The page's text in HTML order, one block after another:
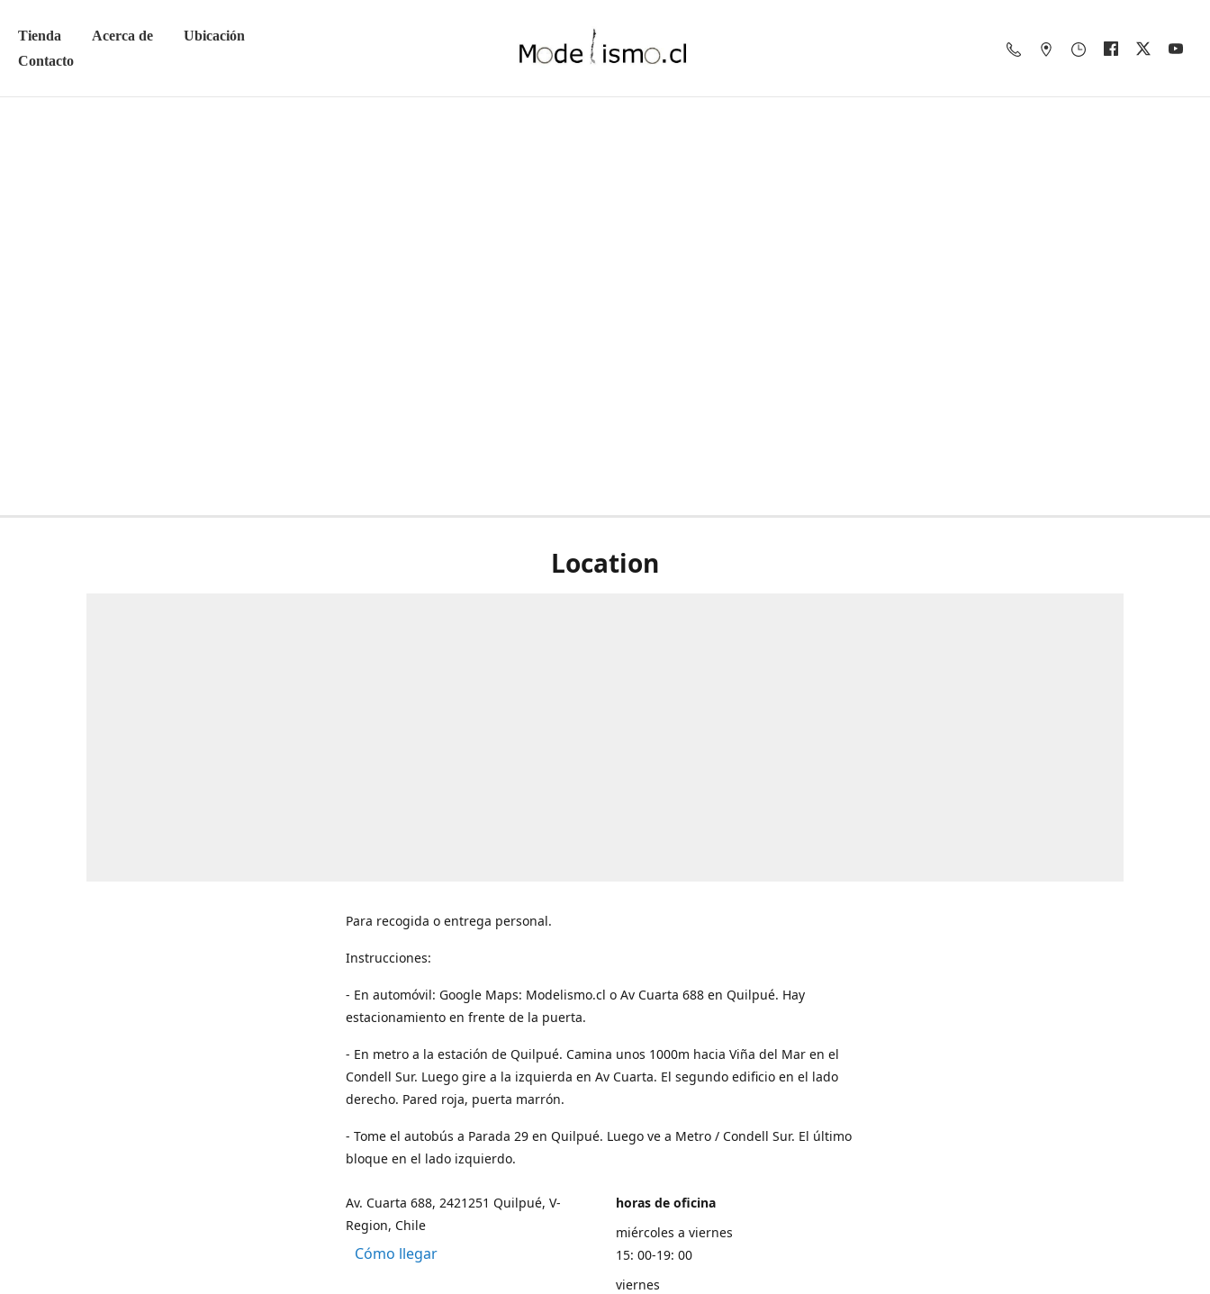
Tienda Acerca de
Ubicación
Contacto
Location
Para recogida o entrega personal.
Instrucciones:
- En automóvil: Google Maps: Modelismo.cl o Av Cuarta 688 en Quilpué. Hay
estacionamiento en frente de la puerta.
- En metro a la estación de Quilpué. Camina unos 1000m hacia Viña del Mar en el
Condell Sur. Luego gire a la izquierda en Av Cuarta. El segundo edificio en el lado
derecho. Pared roja, puerta marrón.
- Tome el autobús a Parada 29 en Quilpué. Luego ve a Metro / Condell Sur. El último
bloque en el lado izquierdo.
Av. Cuarta 688, 2421251 Quilpué, V-
Region, Chile
Cómo llegar
horas de oficina
miércoles a viernes
15: 00-19: 00
viernes